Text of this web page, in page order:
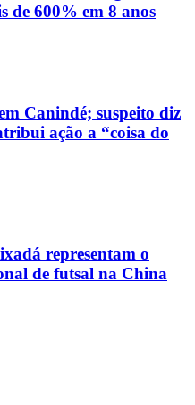
de 600% em 8 anos
Canindé; suspeito diz
ação a “coisa do
representam o
de futsal na China